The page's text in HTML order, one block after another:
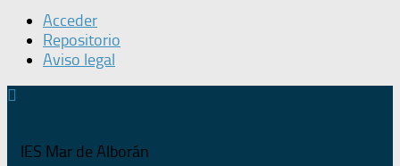
Acceder
Repositorio
Aviso legal
IES Mar de Alborán